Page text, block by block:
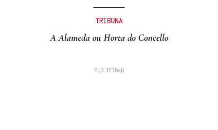
TRIBUNA
A Alameda ou Horta do Concello